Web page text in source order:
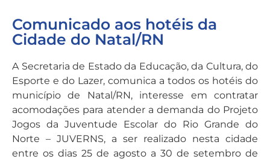
Comunicado aos hotéis da
Cidade do Natal/RN
A Secretaria de Estado da Educação, da Cultura, do
Esporte e do Lazer, comunica a todos os hotéis do
município de Natal/RN, interesse em contratar
acomodações para atender a demanda do Projeto
Jogos da Juventude Escolar do Rio Grande do
Norte – JUVERNS, a ser realizado nesta cidade
entre os dias 25 de agosto a 30 de setembro de